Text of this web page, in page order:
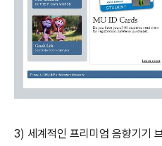
3) 세계적인 프리미엄 음향기기